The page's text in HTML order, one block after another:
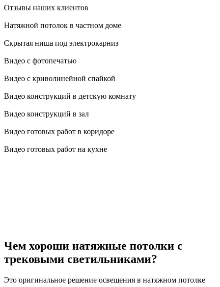
Отзывы наших клиентов
Натяжной потолок в частном доме
Скрытая ниша под электрокарниз
Видео с фотопечатью
Видео с криволинейной спайкой
Видео конструкций в детскую комнату
Видео конструкций в зал
Видео готовых работ в коридоре
Видео готовых работ на кухне
Чем хороши натяжные потолки с
трековыми светильниками?
Это оригинальное решение освещения в натяжном потолке